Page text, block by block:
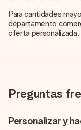
Para cantidades
departamento
oferta personalizada.
Preguntas
Personalizar y